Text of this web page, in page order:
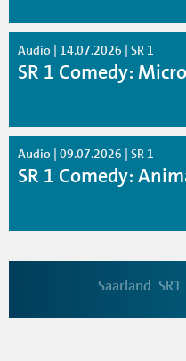
Audio | 14.07.2026 | SR 1
SR 1 Comedy:
Audio | 09.07.2026 | SR 1
SR 1 Comedy:
Saarland SR1